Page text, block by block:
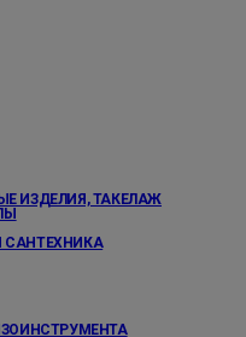
ИЗДЕЛИЯ, ТАКЕЛАЖ
САНТЕХНИКА